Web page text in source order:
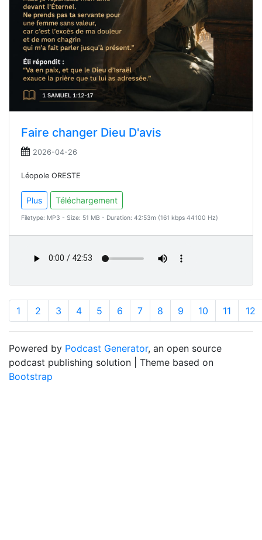
Faire changer Dieu D'avis
2026-04-26
Léopole ORESTE
Plus Téléchargement
Filetype: MP3 - Size: 51 MB - Duration: 42:53m (161 kbps 44100 Hz)
1 2 3 4 5 6 7 8 9 10 11 12
Powered by Podcast Generator, an open source
podcast publishing solution | Theme based on
Bootstrap